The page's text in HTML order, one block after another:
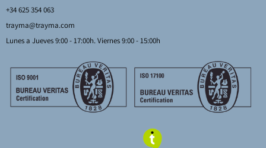
+34 625 354 063
trayma@trayma.com
Lunes a Jueves 9:00 - 17:00h. Viernes 9:00 - 15:00h